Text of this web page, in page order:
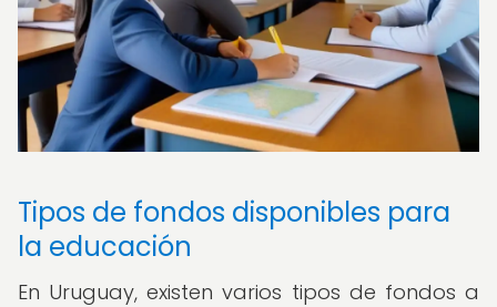
Tipos de fondos disponibles para
la educación
En Uruguay, existen varios tipos de fondos a